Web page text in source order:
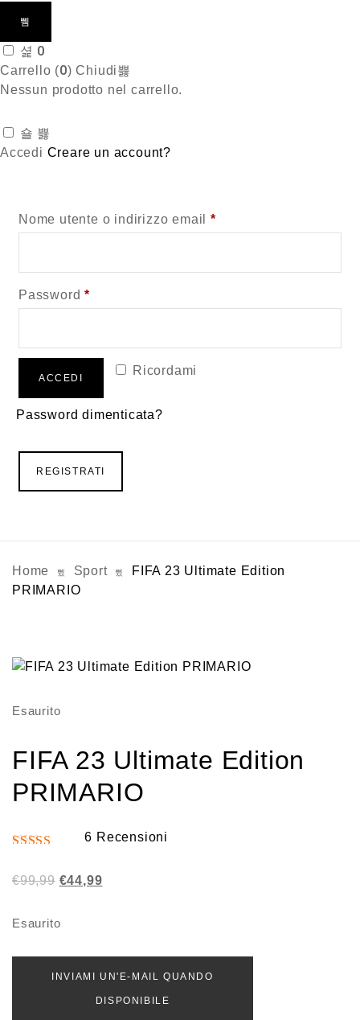
0
Carrello (0)Chiudi
Nessun prodotto nel carrello.
Accedi Creare un account?
Nome utente o indirizzo email *Richiesto
Password*
Ricordami
ACCEDI
Password dimenticata?
REGISTRATI
Home Sport
FIFA 23 Ultimate Edition
PRIMARIO
Esaurito
FIFA 23 Ultimate Edition
PRIMARIO
5.00su 5
6 Recensioni
€99,99 Il
originale
€99,99.
€44,99Il
€44,99.
Esaurito
INVIAMI UN'E-MAIL QUANDO
DISPONIBILE